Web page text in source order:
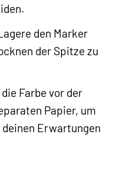
den Marker
der Spitze zu
Farbe vor der
Papier, um
Erwartungen